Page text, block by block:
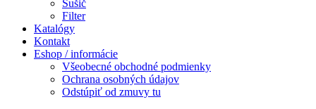
Sušič
Filter
Katalógy
Kontakt
Eshop / informácie
Všeobecné obchodné podmienky
Ochrana osobných údajov
Odstúpiť od zmuvy tu